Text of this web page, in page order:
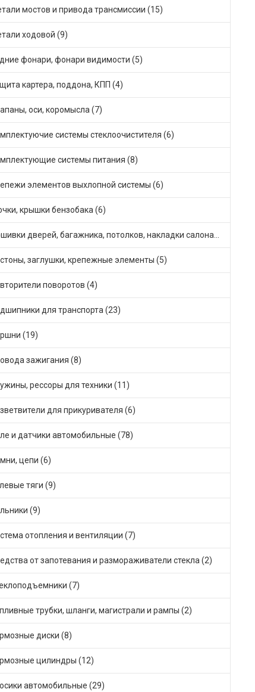
мостов и привода трансмиссии (15)
ходовой (9)
фонари, фонари видимости (5)
картера, поддона, КПП (4)
оси, коромысла (7)
системы стеклоочистителя (6)
системы питания (8)
элементов выхлопной системы (6)
крышки бензобака (6)
Обшивки дверей, багажника, потолков, накладки салона (1)
заглушки, крепежные элементы (5)
поворотов (4)
для транспорта (23)
(19)
зажигания (8)
рессоры для техники (11)
для прикуривателя (6)
и датчики автомобильные (78)
цепи (6)
тяги (9)
(9)
отопления и вентиляции (7)
от запотевания и размораживатели стекла (2)
(7)
трубки, шланги, магистрали и рампы (2)
диски (8)
цилиндры (12)
автомобильные (29)